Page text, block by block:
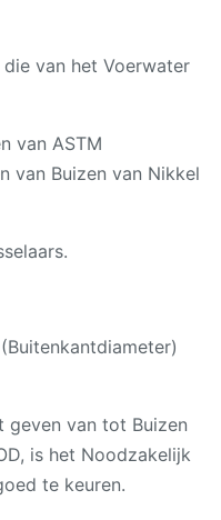
van het Voerwater
van ASTM
van Buizen van Nikkel
geven van tot Buizen
is het Noodzakelijk
te keuren.